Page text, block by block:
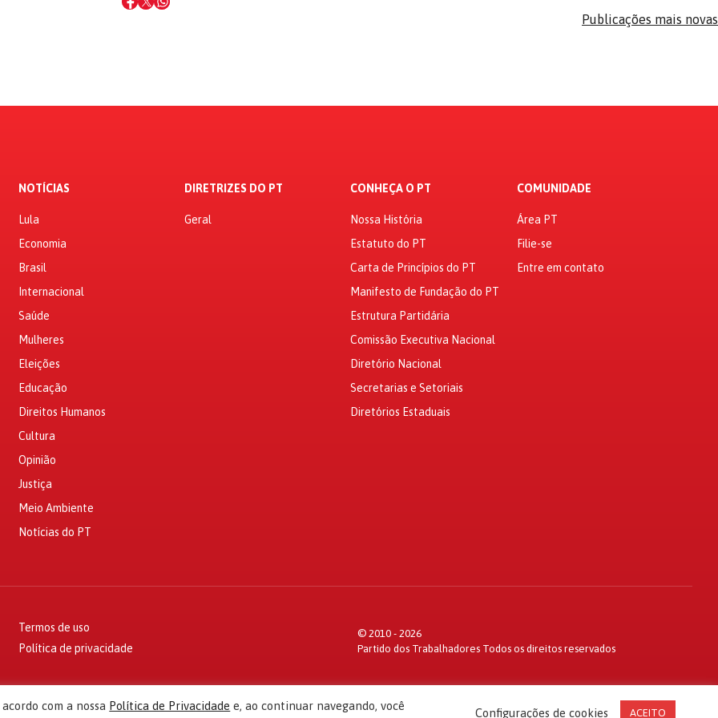
Publicações mais novas
NOTÍCIAS
Lula
Economia
Brasil
Internacional
Saúde
Mulheres
Eleições
Educação
Direitos Humanos
Cultura
Opinião
Justiça
Meio Ambiente
Notícias do PT
DIRETRIZES DO PT
Geral
CONHEÇA O PT
Nossa História
Estatuto do PT
Carta de Princípios do PT
Manifesto de Fundação do PT
Estrutura Partidária
Comissão Executiva Nacional
Diretório Nacional
Secretarias e Setoriais
Diretórios Estaduais
COMUNIDADE
Área PT
Filie-se
Entre em contato
Termos de uso
Política de privacidade
© 2010 - 2026
Partido dos Trabalhadores Todos os direitos reservados
com a nossa Política de Privacidade e, ao continuar navegando, você
Configurações de cookies ACEITO